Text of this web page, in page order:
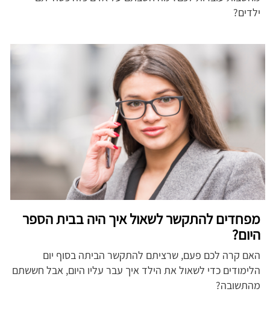
ילדים?
מפחדים להתקשר לשאול איך היה בבית הספר
היום?
האם קרה לכם פעם, שרציתם להתקשר הביתה בסוף יום
הלימודים כדי לשאול את הילד איך עבר עליו היום, אבל חששתם
מהתשובה?